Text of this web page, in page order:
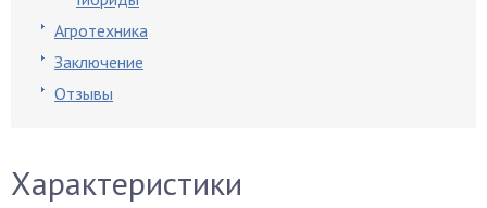
Агротехника
Заключение
Отзывы
Характеристики